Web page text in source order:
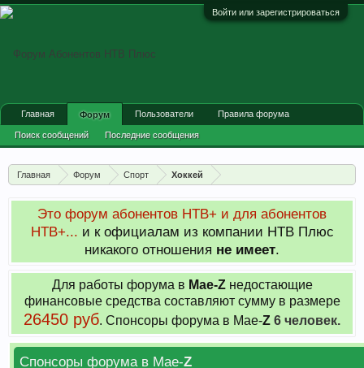
Войти или зарегистрироваться
Главная Форум Спорт Хоккей
Это форум абонентов НТВ+ и для абонентов
НТВ+... и к официалам из компании НТВ Плюс
никакого отношения не имеет.
Для работы форума в Мае-Zнедостающие
финансовые средства составляют сумму в размере
26450 руб. Cпонсоры форума в Мае-Z 6 человек.
Спонсоры форума в Мае-Z
Главная Форум
Поиск сообщений Последние сообщения
Пользователи Правила форума